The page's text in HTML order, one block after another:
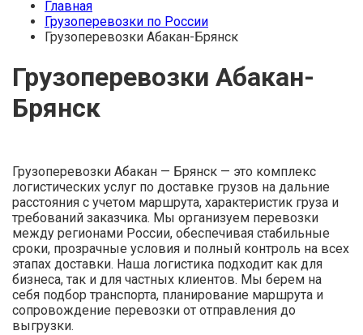
Главная
Грузоперевозки по России
Грузоперевозки Абакан-Брянск
Грузоперевозки Абакан-
Брянск
Грузоперевозки Абакан — Брянск — это комплекс
логистических услуг по доставке грузов на дальние
расстояния с учетом маршрута, характеристик груза и
требований заказчика. Мы организуем перевозки
между регионами России, обеспечивая стабильные
сроки, прозрачные условия и полный контроль на всех
этапах доставки. Наша логистика подходит как для
бизнеса, так и для частных клиентов. Мы берем на
себя подбор транспорта, планирование маршрута и
сопровождение перевозки от отправления до
выгрузки.